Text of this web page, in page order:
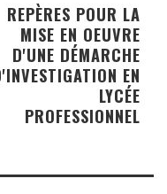
REPÈRES POUR LA
MISE EN OEUVRE
D'UNE DÉMARCHE
EN
LYCÉE
PROFESSIONNEL